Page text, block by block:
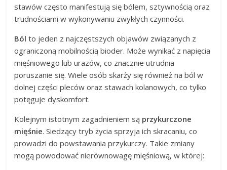
stawów często manifestują się bólem, sztywnością oraz
trudnościami w wykonywaniu zwykłych czynności.
Ból to jeden z najczęstszych objawów związanych z
ograniczoną mobilnością bioder. Może wynikać z napięcia
mięśniowego lub urazów, co znacznie utrudnia
poruszanie się. Wiele osób skarży się również na ból w
dolnej części pleców oraz stawach kolanowych, co tylko
potęguje dyskomfort.
Kolejnym istotnym zagadnieniem są przykurczone
mięśnie. Siedzący tryb życia sprzyja ich skracaniu, co
prowadzi do powstawania przykurczy. Takie zmiany
mogą powodować nierównowagę mięśniową, w której: